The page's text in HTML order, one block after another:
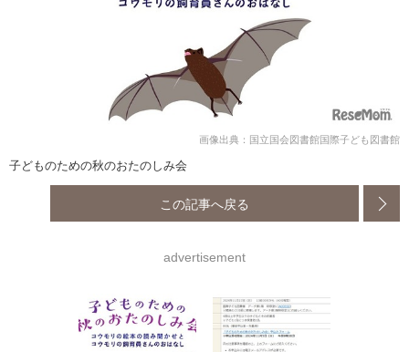
画像出典：国立国会図書館国際子ども図書館
子どものための秋のおたのしみ会
この記事へ戻る
advertisement